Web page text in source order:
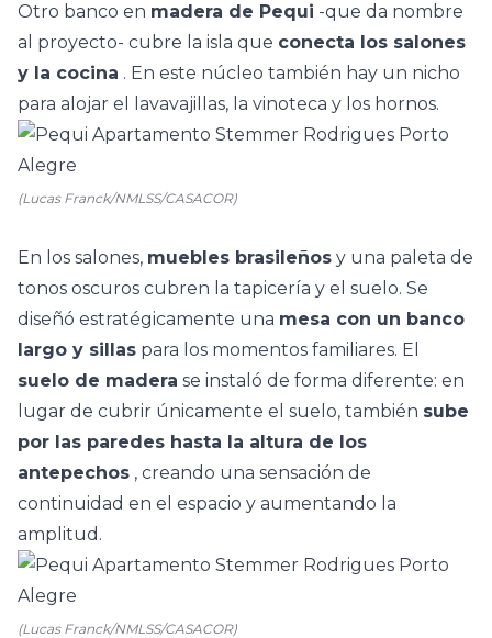
Otro banco en madera de Pequi -que da nombre
al proyecto- cubre la isla que conecta los salones
y la cocina . En este núcleo también hay un nicho
para alojar el lavavajillas, la vinoteca y los hornos.
(Lucas Franck/NMLSS/CASACOR)
En los salones, muebles brasileños y una paleta de
tonos oscuros cubren la tapicería y el suelo. Se
diseñó estratégicamente una mesa con un banco
largo y sillas para los momentos familiares. El
suelo de madera se instaló de forma diferente: en
lugar de cubrir únicamente el suelo, también sube
por las paredes hasta la altura de los
antepechos , creando una sensación de
continuidad en el espacio y aumentando la
amplitud.
(Lucas Franck/NMLSS/CASACOR)